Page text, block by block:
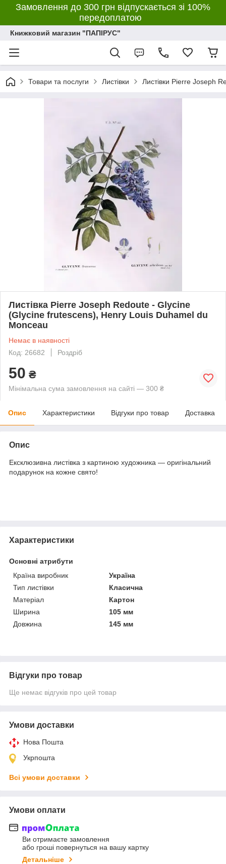
Замовлення до 300 грн відпускається зі 100%
передоплатою
Книжковий магазин "ПАПІРУС"
Товари та послуги Листівки Листівки Pierre Joseph
Листівка Pierre Joseph Redoute - Glycine
(Glycine frutescens), Henry Louis Duhamel du
Monceau
Немає в наявності
Код: 26682
Роздріб
50 ₴
Мінімальна сума замовлення на сайті — 300 ₴
Опис Характеристики Відгуки про товар Доставка
Опис
Ексклюзивна листівка з картиною художника — оригінальний
подарунок на кожне свято!
Характеристики
Основні атрибути
Країна виробник
Україна
Тип листівки
Класична
Матеріал
Картон
Ширина
105 мм
Довжина
145 мм
Відгуки про товар
Ще немає відгуків про цей товар
Умови доставки
Нова Пошта
Укрпошта
Всі умови доставки
Умови оплати
Ви отримаєте замовлення
або гроші повернуться на вашу картку
Детальніше